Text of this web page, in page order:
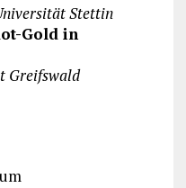
Stettin
Gold in
Greifswald